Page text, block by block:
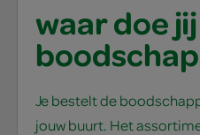
waar doe
Je bestelt de
jouw buurt. Het